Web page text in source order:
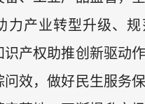
力产业转型升级、
识产权助推创新驱动
问效，做好民生服务